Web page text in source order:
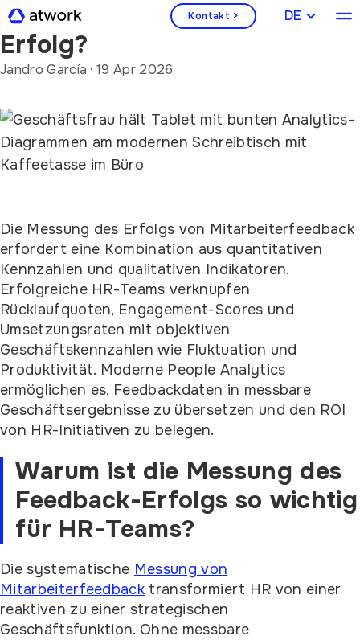
DEUTSCH
Kontakt >
Wie messen Sie Feedback-
Erfolg?
Jandro García ·19 Apr 2026
Die Messung des Erfolgs von Mitarbeiterfeedback
erfordert eine Kombination aus quantitativen
Kennzahlen und qualitativen Indikatoren.
Erfolgreiche HR-Teams verknüpfen
Rücklaufquoten, Engagement-Scores und
Umsetzungsraten mit objektiven
Geschäftskennzahlen wie Fluktuation und
Produktivität. Moderne People Analytics
ermöglichen es, Feedbackdaten in messbare
Geschäftsergebnisse zu übersetzen und den ROI
von HR-Initiativen zu belegen.
Warum ist die Messung des
Feedback-Erfolgs so wichtig
für HR-Teams?
Die systematische Messung von
Mitarbeiterfeedback transformiert HR von einer
reaktiven zu einer strategischen
Geschäftsfunktion. Ohne messbare